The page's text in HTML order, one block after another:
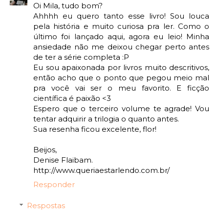
Oi Mila, tudo bom?
Ahhhh eu quero tanto esse livro! Sou louca
pela história e muito curiosa pra ler. Como o
último foi lançado aqui, agora eu leio! Minha
ansiedade não me deixou chegar perto antes
de ter a série completa :P
Eu sou apaixonada por livros muito descritivos,
então acho que o ponto que pegou meio mal
pra você vai ser o meu favorito. E ficção
científica é paixão <3
Espero que o terceiro volume te agrade! Vou
tentar adquirir a trilogia o quanto antes.
Sua resenha ficou excelente, flor!
Beijos,
Denise Flaibam.
http://www.queriaestarlendo.com.br/
Responder
Respostas